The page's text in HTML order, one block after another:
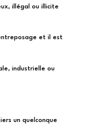
illégal ou illicite
et il est
industrielle ou
un quelconque